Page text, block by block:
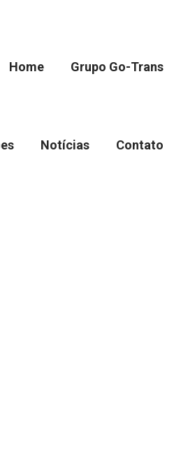
Home Grupo Go-Trans
Notícias Contato